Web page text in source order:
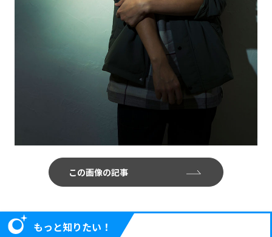
この画像の記事
もっと知りたい！